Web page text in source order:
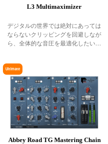
L3 Multimaximizer
デジタルの世界では絶対にあっては
ならないクリッピングを回避しなが
ら、全体的な音圧を最適化したい。
るWavesのマキシマイザー。
Ultimate
Abbey Road TG Mastering Chain